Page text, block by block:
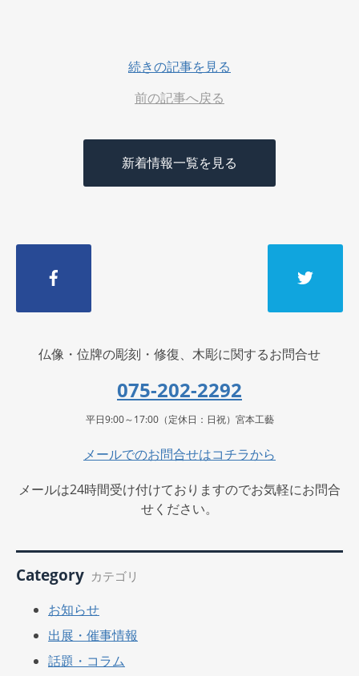
続きの記事を見る
前の記事へ戻る
新着情報一覧を見る
仏像・位牌の彫刻・修復、木彫に関するお問合せ
075-202-2292
平日9:00～17:00（定休日：日祝）宮本工藝
メールでのお問合せはコチラから
メールは24時間受け付けておりますのでお気軽にお問合
せください。
Category カテゴリ
お知らせ
出展・催事情報
話題・コラム